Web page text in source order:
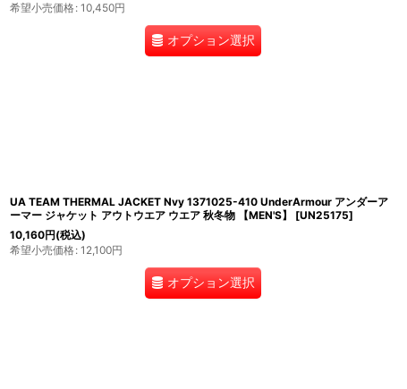
希望小売価格: 10,450円
オプション選択
UA TEAM THERMAL JACKET Nvy 1371025-410 UnderArmour アンダーア
ーマー ジャケット アウトウエア ウエア 秋冬物 【MEN'S】
[UN25175]
10,160円(税込)
希望小売価格: 12,100円
オプション選択